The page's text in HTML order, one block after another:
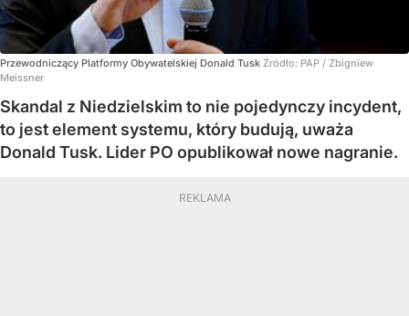
Przewodniczący Platformy Obywatelskiej Donald Tusk Źródło: PAP / Zbigniew
Meissner
Skandal z Niedzielskim to nie pojedynczy incydent,
to jest element systemu, który budują, uważa
Donald Tusk. Lider PO opublikował nowe nagranie.